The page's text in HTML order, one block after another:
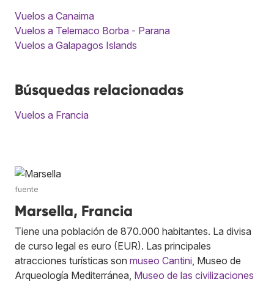
Vuelos a Canaima
Vuelos a Telemaco Borba - Parana
Vuelos a Galapagos Islands
Búsquedas relacionadas
Vuelos a Francia
fuente
Marsella, Francia
Tiene una población de 870.000 habitantes. La divisa
de curso legal es euro (EUR). Las principales
atracciones turísticas son museo Cantini , Museo de
Arqueología Mediterránea, Museo de las civilizaciones